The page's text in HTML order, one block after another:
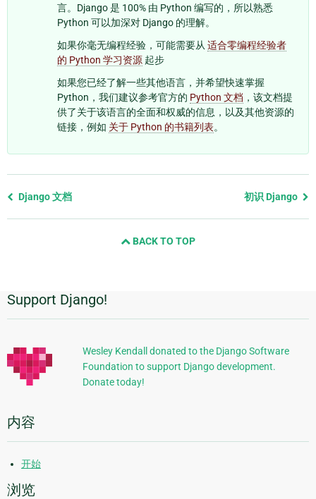
言。Django 是 100% 由 Python 编写的，所以熟悉
Python 可以加深对 Django 的理解。
如果你毫无编程经验，可能需要从 适合零编程经验者
的 Python 学习资源 起步
如果您已经了解一些其他语言，并希望快速掌握
Python，我们建议参考官方的 Python 文档 ，该文档提
供了关于该语言的全面和权威的信息，以及其他资源的
链接，例如 关于 Python 的书籍列表。
Previous
Django 文档 初识 Django
BACK TO TOP
附
加
信
息
Support Django!
Wesley Kendall donated to the Django Software
Foundation to support Django development.
Donate today!
内容
开始
浏览